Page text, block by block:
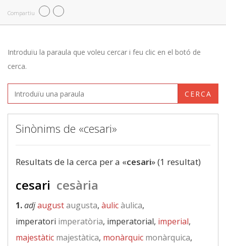
Compartiu
Introduïu la paraula que voleu cercar i feu clic en el botó de
cerca.
CERCA
Sinònims de «cesari»
Resultats de la cerca per a «cesari» (1 resultat)
cesari cesària
1.adjaugustaugusta, àulicàulica,
imperatori imperatòria, imperatorial, imperial,
majestàtic majestàtica, monàrquic monàrquica,